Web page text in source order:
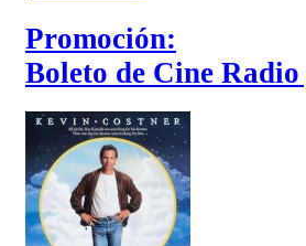
Promoción:
Boleto de Cine